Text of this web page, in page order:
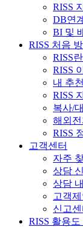
RISS
DB연
BI 및
RISS 처음
RISS
RISS
내 추
RISS
복사/
해외
RISS
고객센터
자주
상담
상담
고객
신고센
RISS 활용도